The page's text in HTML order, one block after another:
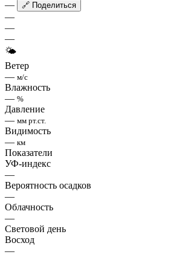
—
🔗 Поделиться
—
—
—
🌤
Ветер
— м/с
Влажность
— %
Давление
— мм рт.ст.
Видимость
— км
Показатели
УФ-индекс
—
Вероятность осадков
—
Облачность
—
Световой день
Восход
—